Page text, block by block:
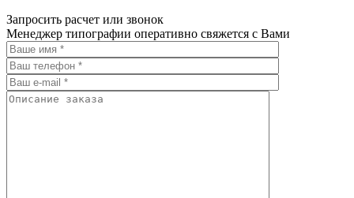
Запросить расчет или звонок
Менеджер типографии оперативно свяжется с Вами